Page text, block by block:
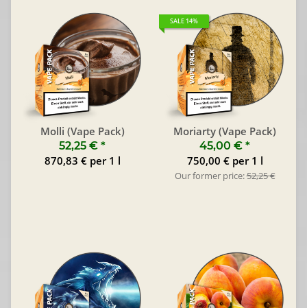
Molli (Vape Pack)
52,25 € *
870,83 € per 1 l
SALE 14%
Moriarty (Vape Pack)
45,00 € *
750,00 € per 1 l
Our former price:52,25 €